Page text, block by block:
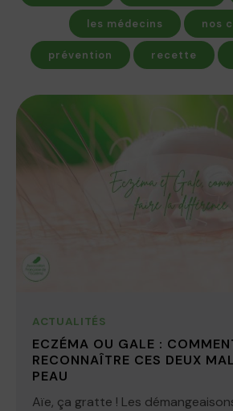
les médecins nos
prévention recette
ACTUALITÉS
ECZÉMA OU GALE :
RECONNAÎTRE CES DEUX
PEAU
Aïe, ça gratte ! Les